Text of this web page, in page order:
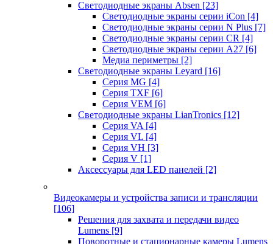
Светодиодные экраны Absen [23]
Светодиодные экраны серии iCon [4]
Светодиодные экраны серии N Plus [7]
Светодиодные экраны серии CR [4]
Светодиодные экраны серии А27 [6]
Медиа периметры [2]
Светодиодные экраны Leyard [16]
Серия MG [4]
Серия TXF [6]
Серия VEM [6]
Светодиодные экраны LianTronics [12]
Серия VA [4]
Серия VL [4]
Серия VH [3]
Серия V [1]
Аксессуары для LED панелей [2]
Видеокамеры и устройства записи и трансляции
[106]
Решения для захвата и передачи видео
Lumens [9]
Поворотные и стационарные камеры Lumens